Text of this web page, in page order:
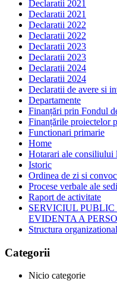
Declaratii 2021
Declaratii 2021
Declaratii 2022
Declaratii 2022
Declaratii 2023
Declaratii 2023
Declaratii 2024
Declaratii 2024
Declaratii de avere si
Departamente
Finanțări prin Fondul
Finanțările proiectelor
Functionari primarie
Home
Hotarari ale consiliului
Istoric
Ordinea de zi si
Procese verbale ale
Raport de activitate
SERVICIUL
EVIDENTA A
Structura
Categorii
Nicio categorie